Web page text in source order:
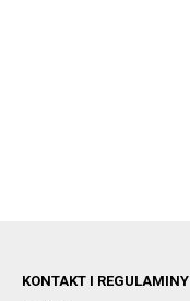
KONTAKT I REGULAMINY